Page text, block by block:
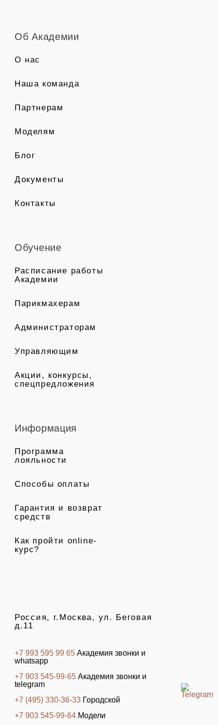
Об Академии
О нас
Наша команда
Партнерам
Моделям
Блог
Документы
Контакты
Обучение
Расписание работы
Академии
Парикмахерам
Администраторам
Управляющим
Акции, конкурсы,
спецпредложения
Информация
Программа
лояльности
Способы оплаты
Гарантия и возврат
средств
Как пройти online-
курс?
Россия, г.Москва, ул. Беговая
д.11
+7 993 595 99 65 Академия звонки и
whatsapp
+7 903 545-99-65 Академия звонки и
telegram
+7 (495) 330-36-33 Городской
+7 903 545-99-64 Модели